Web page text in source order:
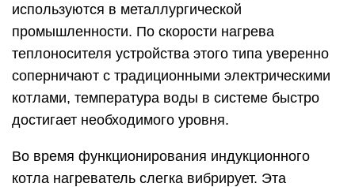
используются в металлургической
промышленности. По скорости нагрева
теплоносителя устройства этого типа уверенно
соперничают с традиционными электрическими
котлами, температура воды в системе быстро
достигает необходимого уровня.
Во время функционирования индукционного
котла нагреватель слегка вибрирует. Эта